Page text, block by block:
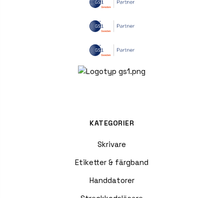
KATEGORIER
Skrivare
Etiketter & färgband
Handdatorer